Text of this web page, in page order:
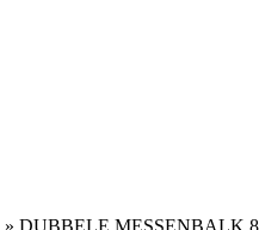
» DUBBELE MESSENBALK